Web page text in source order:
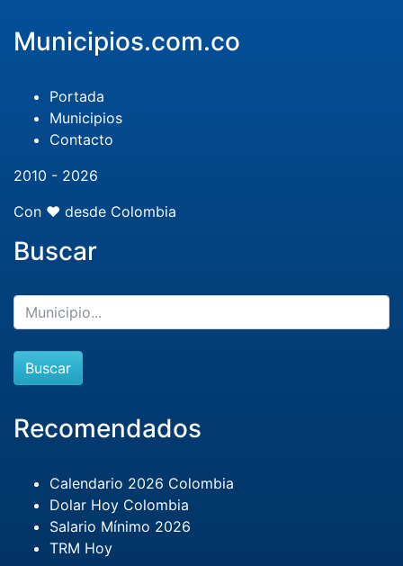
Municipios.com.co
Portada
Municipios
Contacto
2010 - 2026
Con ❤️ desde Colombia
Buscar
Buscar
Recomendados
Calendario 2026 Colombia
Dolar Hoy Colombia
Salario Mínimo 2026
TRM Hoy